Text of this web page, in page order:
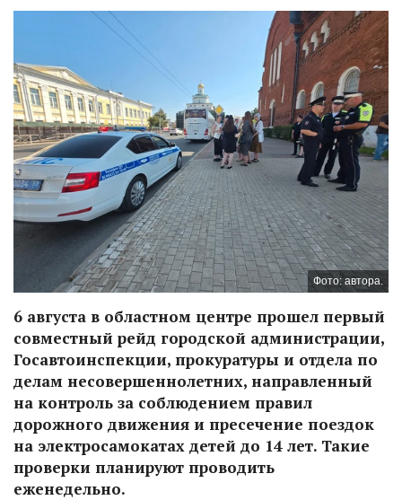
Фото: автора.
6 августа в областном центре прошел первый
совместный рейд городской администрации,
Госавтоинспекции, прокуратуры и отдела по
делам несовершеннолетних, направленный
на контроль за соблюдением правил
дорожного движения и пресечение поездок
на электросамокатах детей до 14 лет. Такие
проверки планируют проводить
еженедельно.